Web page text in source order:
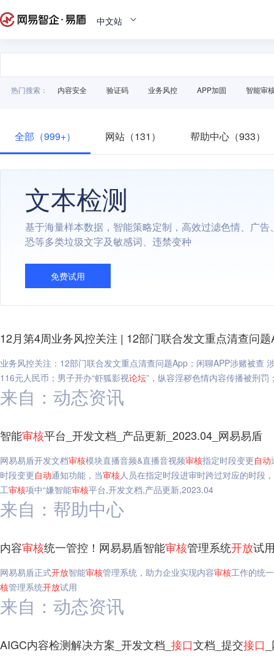
中文站
热门搜索： 内容安全 验证码 业务风控 APP加固 智能审
全部（999+） 网站（131） 帮助中心（933）
文本检测
基于海量样本数据，智能策略定制，高效过滤色情、广告
恐等多类垃圾文字及敏感词、违禁变种
免费试用
12月第4周业务风控关注 | 12部门联合发文重点清查问
业务风控关注：12部门联合发文重点清查问题App；闲聊APP涉赌被查
116元人民币；男子开办“虾狐影视论坛”，纵容淫秽色情内容传播被刑
来自：动态资讯
智能审核平台_开发文档_产品更新_2023.04_网易易盾
网易易盾开发文档审核模块直播音频&直播音视频审核指定时段变更自动
时段变更自动通知功能，当审核人员在指定时段进审时跨过对应的时段
工审核项中“嫌智能审核平台,开发文档,产品更新,2023.04
来自：帮助中心
内容审核统一管控！网易易盾智能审核管理系统开放试
网易易盾正式开放智能审核管理系统，助力企业实现内容审核工作的统
核管理系统开放试用
来自：动态资讯
AIGC内容检测解决方案_开发文档_ 接口文档_提交接口